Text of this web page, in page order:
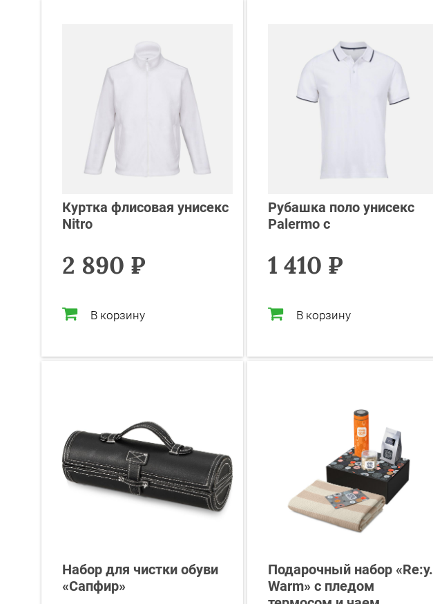
Куртка флисовая унисекс
Nitro
2 890 ₽
В корзину
Рубашка поло унисекс
Palermo с
1 410 ₽
В корзину
Набор для чистки обуви
«Сапфир»
Подарочный набор «Re:y.
Warm» с пледом